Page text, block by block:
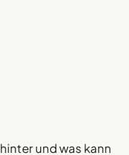
und was kann